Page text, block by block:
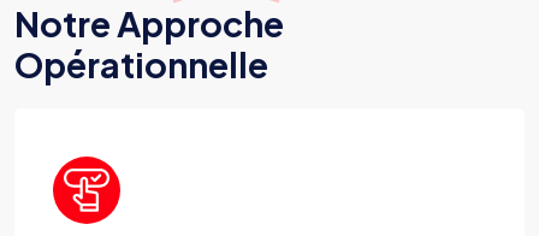
Notre Approche
Opérationnelle